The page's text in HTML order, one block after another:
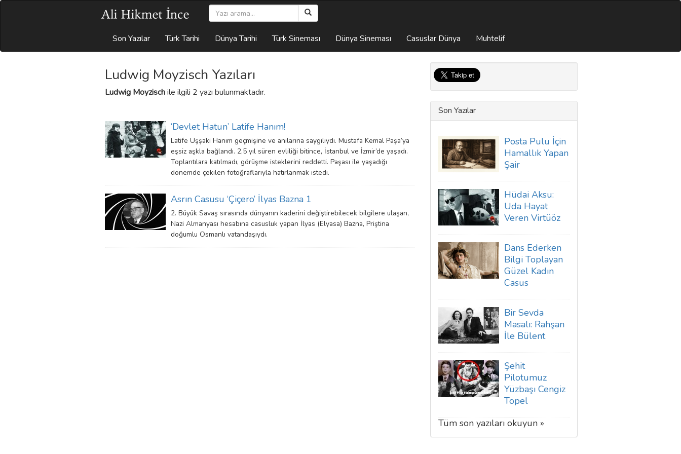
Son Yazılar Türk Tarihi Dünya Tarihi Türk Sineması Dünya Sineması Casuslar Dünya Muhtelif
Ludwig Moyzisch Yazıları
Ludwig Moyzischile ilgili 2 yazı bulunmaktadır.
‘Devlet Hatun’ Latife Hanım!
Latife Uşşaki Hanım geçmişine ve anılarına saygılıydı. Mustafa Kemal Paşa’ya
eşsiz aşkla bağlandı. 2,5 yıl süren evliliği bitince, İstanbul ve İzmir’de yaşadı.
Toplantılara katılmadı, görüşme isteklerini reddetti. Paşası ile yaşadığı
dönemde çekilen fotoğraflarıyla hatırlanmak istedi.
Asrın Casusu ‘Çiçero’ İlyas Bazna 1
2. Büyük Savaş sırasında dünyanın kaderini değiştirebilecek bilgilere ulaşan,
Nazi Almanyası hesabına casusluk yapan İlyas (Elyasa) Bazna, Priştina
doğumlu Osmanlı vatandaşıydı.
Son Yazılar
Posta Pulu İçin
Hamallık Yapan
Şair
Hüdai Aksu:
Uda Hayat
Veren Virtüöz
Dans Ederken
Bilgi Toplayan
Güzel Kadın
Casus
Bir Sevda
Masalı: Rahşan
İle Bülent
Şehit
Pilotumuz
Yüzbaşı Cengiz
Topel
Tüm son yazıları okuyun »